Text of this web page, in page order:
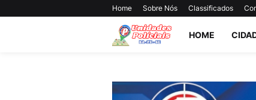
Home Sobre Nós Classificados
HOME